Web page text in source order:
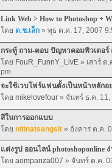
Link Web > How to Photoshop +
โดย ด.ช.เล็ก » พุธ ต.ค. 17, 2007
กระทู้ ถาม-ตอบ ปัญหาคอมพิวเตอร์
โดย FouR_FunnY_LivE » เสาร์ ต
pm
จะใช้เวบโฟร์แฟนตั้งเป็นหน้าหลักอ
โดย mikelovefour » จันทร์ ธ.ค. 11,
สีในการออกแบบ
โดย nitinatsangsit » อังคาร ต.ค.
แต่งรูป ออนไลน์ photoshoponline
โดย aompanza007 » จันทร์ ต.ค.